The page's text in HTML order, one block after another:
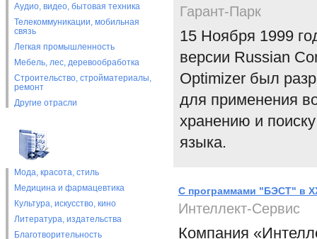
Аудио, видео, бытовая техника
Телекоммуникации, мобильная
связь
Легкая промышленность
Мебель, лес, деревообработка
Строительство, стройматериалы,
ремонт
Другие отрасли
Мода, красота, стиль
Медицина и фармацевтика
Культура, искусство, кино
Литература, издательства
Благотворительность
Гарант-Парк
15 Ноября 1999
версии Russian
Optimizer был
для применения
хранению и
языка.
С программами "БЭСТ" в
Интеллект-Сервис
Компания